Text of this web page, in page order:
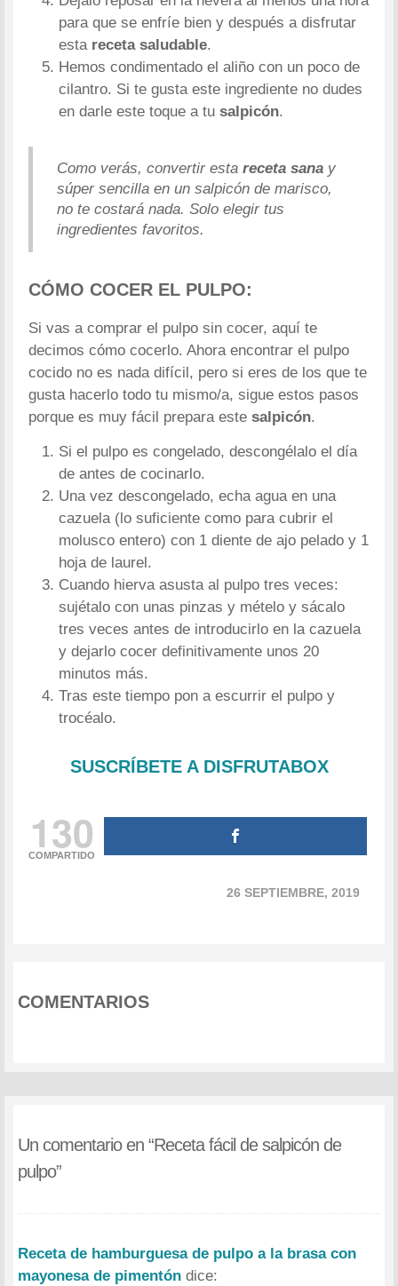
para que se enfríe bien y después a disfrutar
esta receta saludable.
Hemos condimentado el aliño con un poco de
cilantro. Si te gusta este ingrediente no dudes
en darle este toque a tusalpicón.
Como verás, convertir esta receta sana y
súper sencilla en un salpicón de marisco,
no te costará nada. Solo elegir tus
ingredientes favoritos.
CÓMO COCER EL PULPO:
Si vas a comprar el pulpo sin cocer, aquí te
decimos cómo cocerlo. Ahora encontrar el pulpo
cocido no es nada difícil, pero si eres de los que te
gusta hacerlo todo tu mismo/a, sigue estos pasos
porque es muy fácil prepara estesalpicón.
Si el pulpo es congelado, descongélalo el día
de antes de cocinarlo.
Una vez descongelado, echa agua en una
cazuela (lo suficiente como para cubrir el
molusco entero) con 1 diente de ajo pelado y 1
hoja de laurel.
Cuando hierva asusta al pulpo tres veces:
sujétalo con unas pinzas y mételo y sácalo
tres veces antes de introducirlo en la cazuela
y dejarlo cocer definitivamente unos 20
minutos más.
Tras este tiempo pon a escurrir el pulpo y
trocéalo.
SUSCRÍBETE A DISFRUTABOX
130
COMPARTIDO
26 SEPTIEMBRE, 2019
COMENTARIOS
Un comentario en “Receta fácil de salpicón de
pulpo”
Receta de hamburguesa de pulpo a la brasa con
mayonesa de pimentón dice: